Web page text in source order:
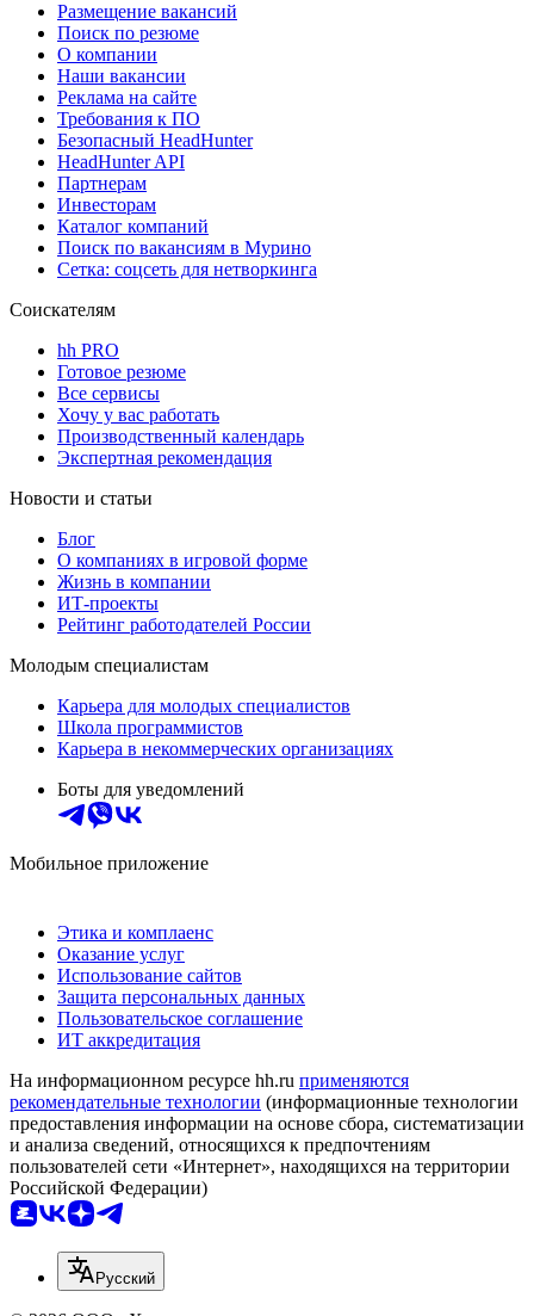
Размещение вакансий
Поиск по резюме
О компании
Наши вакансии
Реклама на сайте
Требования к ПО
Безопасный HeadHunter
HeadHunter API
Партнерам
Инвесторам
Каталог компаний
Поиск по вакансиям в Мурино
Сетка: соцсеть для нетворкинга
Соискателям
hh PRO
Готовое резюме
Все сервисы
Хочу у вас работать
Производственный календарь
Экспертная рекомендация
Новости и статьи
Блог
О компаниях в игровой форме
Жизнь в компании
ИТ-проекты
Рейтинг работодателей России
Молодым специалистам
Карьера для молодых специалистов
Школа программистов
Карьера в некоммерческих организациях
Боты для уведомлений
Мобильное приложение
Этика и комплаенс
Оказание услуг
Использование сайтов
Защита персональных данных
Пользовательское соглашение
ИТ аккредитация
На информационном ресурсе hh.ru применяются
рекомендательные технологии (информационные технологии
предоставления информации на основе сбора, систематизации
и анализа сведений, относящихся к предпочтениям
пользователей сети «Интернет», находящихся на территории
Российской Федерации)
Русский